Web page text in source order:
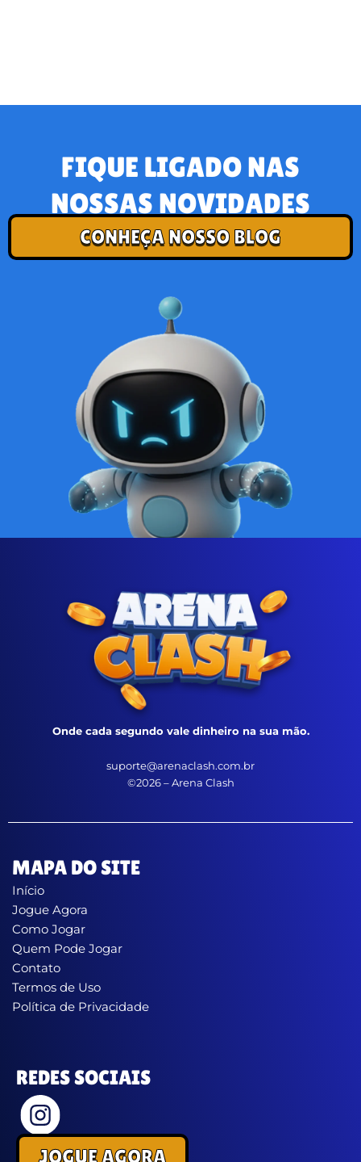
FIQUE LIGADO NAS
NOSSAS NOVIDADES
CONHEÇA NOSSO BLOG
Onde cada segundo vale dinheiro na sua mão.
suporte@arenaclash.com.br
©2026 – Arena Clash
MAPA DO SITE
Início
Jogue Agora
Como Jogar
Quem Pode Jogar
Contato
Termos de Uso
Política de Privacidade
REDES SOCIAIS
JOGUE AGORA